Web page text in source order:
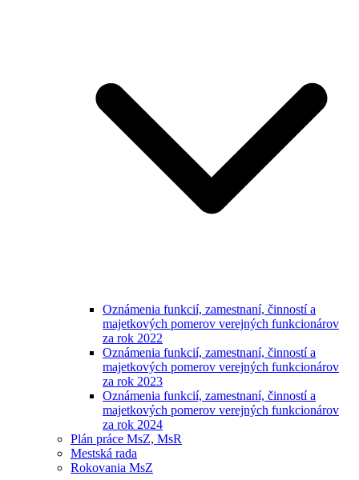
Oznámenia funkcií, zamestnaní, činností a
majetkových pomerov verejných funkcionárov
za rok 2022
Oznámenia funkcií, zamestnaní, činností a
majetkových pomerov verejných funkcionárov
za rok 2023
Oznámenia funkcií, zamestnaní, činností a
majetkových pomerov verejných funkcionárov
za rok 2024
Plán práce MsZ, MsR
Mestská rada
Rokovania MsZ